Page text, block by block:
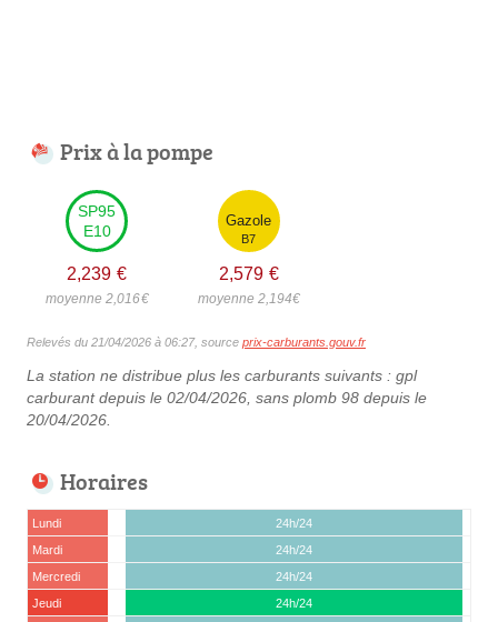
Prix à la pompe
SP95
E10
2,239 €
moyenne 2,016€
Gazole
B7
2,579 €
moyenne 2,194€
Relevés du 21/04/2026 à 06:27, source prix-carburants.gouv.fr
La station ne distribue plus les carburants suivants : gpl
carburant depuis le 02/04/2026, sans plomb 98 depuis le
20/04/2026.
Horaires
Lundi
24h/24
Mardi
24h/24
Mercredi
24h/24
Jeudi
24h/24